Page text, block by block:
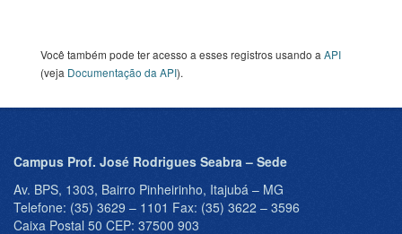
Você também pode ter acesso a esses registros usando a API
(veja Documentação da API).
Campus Prof. José Rodrigues Seabra – Sede
Av. BPS, 1303, Bairro Pinheirinho, Itajubá – MG
Telefone: (35) 3629 – 1101 Fax: (35) 3622 – 3596
Caixa Postal 50 CEP: 37500 903